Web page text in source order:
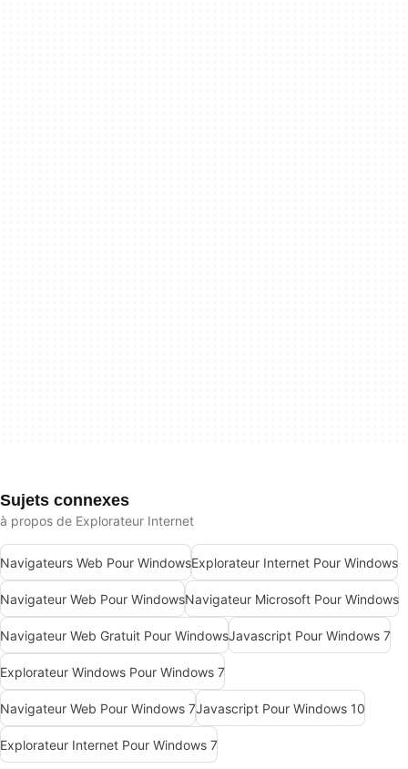
Sujets connexes
à propos de Explorateur Internet
Navigateurs Web Pour WindowsExplorateur Internet Pour Windows
Navigateur Web Pour WindowsNavigateur Microsoft Pour Windows
Navigateur Web Gratuit Pour WindowsJavascript Pour Windows 7
Explorateur Windows Pour Windows 7
Navigateur Web Pour Windows 7Javascript Pour Windows 10
Explorateur Internet Pour Windows 7